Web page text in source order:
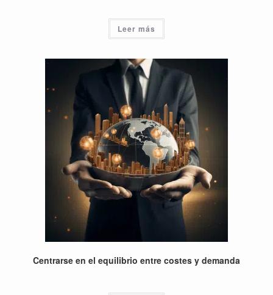
Leer más
Centrarse en el equilibrio entre costes y demanda